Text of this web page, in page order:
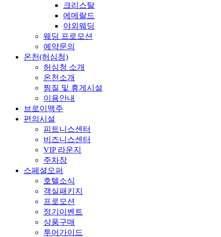
크리스탈
에메랄드
야외웨딩
웨딩 프로모션
예약문의
온천(허심청)
허심청 소개
온천소개
찜질 및 휴게시설
이용안내
브로이맥주
편의시설
피트니스센터
비즈니스센터
VIP 라운지
주차장
스페셜오퍼
호텔소식
객실패키지
프로모션
정기이벤트
상품구매
투어가이드